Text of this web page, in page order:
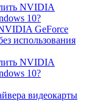
NVIDIA
10?
GeForce
использования
NVIDIA
10?
видеокарты